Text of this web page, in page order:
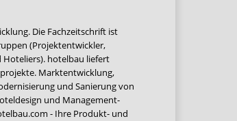
Die Fachzeitschrift ist
(Projektentwickler,
Hoteliers). hotelbau liefert
Marktentwicklung,
und Sanierung von
und Management-
- Ihre Produkt- und